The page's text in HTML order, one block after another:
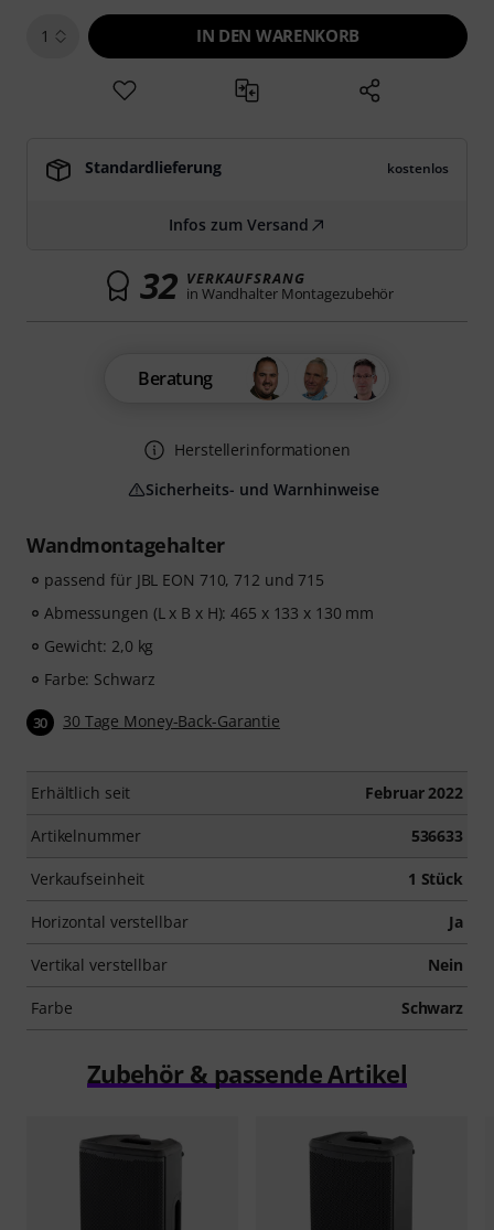
Wandmontagehalter
passend für JBL EON 710, 712 und 715
Abmessungen (L x B x H): 465 x 133 x 130 mm
Gewicht: 2,0 kg
Farbe: Schwarz
30 30 Tage Money-Back-Garantie
Erhältlich seit Februar 2022
Artikelnummer 536633
Verkaufseinheit 1 Stück
Horizontal verstellbar Ja
Vertikal verstellbar Nein
Farbe Schwarz
1 IN DEN WARENKORB
Standardlieferung kostenlos
Infos zum Versand
32 VERKAUFSRANG
in Wandhalter Montagezubehör
Beratung
Herstellerinformationen
Sicherheits- und Warnhinweise
Zubehör & passende Artikel